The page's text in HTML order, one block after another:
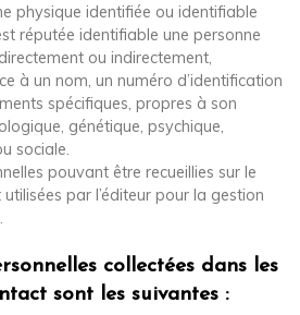
physique identifiée ou identifiable
réputée identifiable une personne
ou indirectement,
à un nom, un numéro d’identification
spécifiques, propres à son
génétique, psychique,
sociale.
pouvant être recueillies sur le
par l’éditeur pour la gestion
collectées dans les
sont les suivantes :